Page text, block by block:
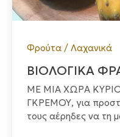
Φρούτα / Λαχανικά
ΒΙΟΛΟΓΙΚΑ
ΜΕ ΜΙΑ ΧΩΡΑ
ΓΚΡΕΜΟΥ, για
τους αέρηδες να τη